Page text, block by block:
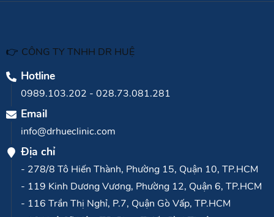
👉 CÔNG TY TNHH DR HUỆ
Hotline
0989.103.202 - 028.73.081.281
Email
info@drhueclinic.com
Địa chỉ
- 278/8 Tô Hiến Thành, Phường 15, Quận 10, TP.HCM
- 119 Kinh Dương Vương, Phường 12, Quận 6, TP.HCM
- 116 Trần Thị Nghỉ, P.7, Quận Gò Vấp, TP.HCM